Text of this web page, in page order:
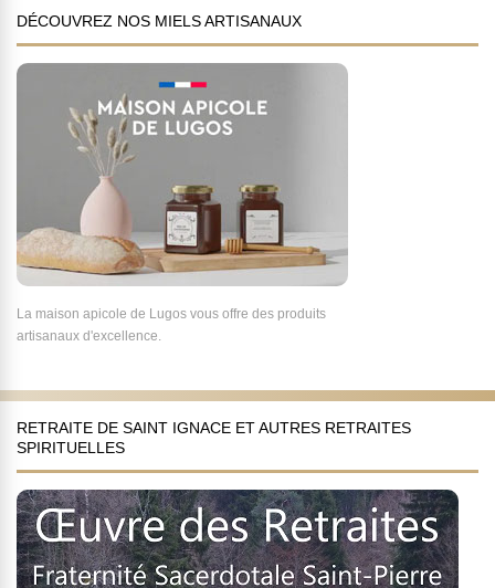
DÉCOUVREZ NOS MIELS ARTISANAUX
La maison apicole de Lugos vous offre des produits
artisanaux d'excellence.
RETRAITE DE SAINT IGNACE ET AUTRES RETRAITES
SPIRITUELLES